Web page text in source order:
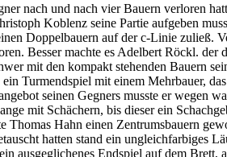
nach und nach vier Bauern verloren
Koblenz seine Partie aufgeben
Doppelbauern auf der c-Linie zuließ.
Besser machte es Adelbert Röckl. der
mit den kompakt stehenden Bauern
Turmendspiel mit einem Mehrbauer,
seinen Gegners musste er wegen
mit Schächern, bis dieser ein
Hahn einen Zentrumsbauern
hatten stand ein ungleichfarbiges
ausgeglichenes Endspiel auf dem Brett,